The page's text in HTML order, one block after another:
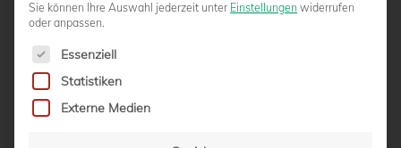
2:2 ZUM OBERLIGA-AUFTAKT –
Sie können Ihre Auswahl jederzeit unter Einstellungen widerrufen
oder anpassen.
Es folgt eine Liste der Service-Gruppen, für die eine
Essenziell
Statistiken
Externe Medien